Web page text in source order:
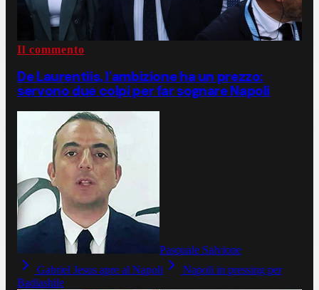
Il commento
De Laurentiis, l'ambizione ha un prezzo:
servono due colpi per far sognare Napoli
Pasquale Salvione
Gabriel Jesus apre al Napoli
Napoli in pressing per
Badiashile